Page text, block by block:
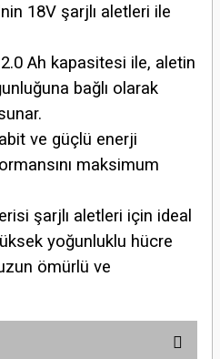
18V şarjlı aletleri ile
Ah kapasitesi ile, aletin
bağlı olarak
ve güçlü enerji
maksimum
şarjlı aletleri için ideal
yoğunluklu hücre
ömürlü ve